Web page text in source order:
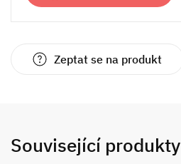
Zeptat se na produkt
Související produkty